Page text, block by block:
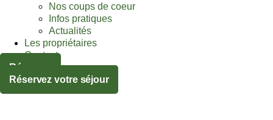
Nos coups de coeur
Infos pratiques
Actualités
Les propriétaires
Contact
Réservez
Réservez votre séjour